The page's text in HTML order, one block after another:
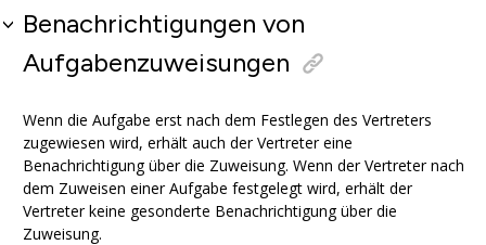
Benachrichtigungen von
Aufgabenzuweisungen
Wenn die Aufgabe erst nach dem Festlegen des Vertreters
zugewiesen wird, erhält auch der Vertreter eine
Benachrichtigung über die Zuweisung. Wenn der Vertreter nach
dem Zuweisen einer Aufgabe festgelegt wird, erhält der
Vertreter keine gesonderte Benachrichtigung über die
Zuweisung.